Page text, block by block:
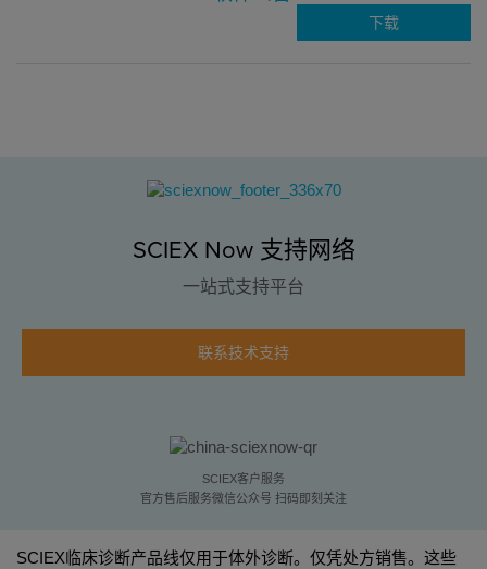
下载
SCIEX Now 支持网络
一站式支持平台
联系技术支持
SCIEX客户服务
官方售后服务微信公众号 扫码即刻关注
SCIEX临床诊断产品线仅用于体外诊断。仅凭处方销售。这些